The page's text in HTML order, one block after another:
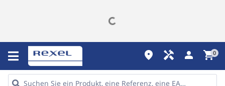
place handyman person shopping_cart0